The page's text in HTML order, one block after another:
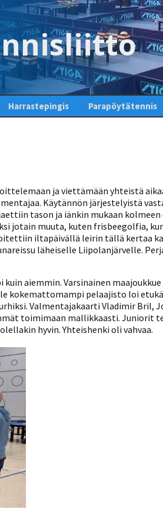
VOK 1 lajiosa
VOK 2
pöytätennistekniikka-
opas
ja perustekniikka -opas
Fyysisen suorituskyvyn
harjoittaminen
Olkapäävammojen
ennaltaehkäisevä
harjoitusopas
pöytätennispelaajille
ja
Fyysinen harjoittelu
Harrastepingis
Pöytätennissääntöjä ja
-sanastoa
STIGA-välituntikisa
Kerho-opas
Parapöytätennis
Maajoukkue
Linkit
ja viettämään yhteistä
Käytännön järjestelyistä
tason ja iänkin mukaan
jotain muuta, kuten frisbeegolfia,
iltapäivällä leirin tällä kertaa
läheiselle Liipolanjärvelle.
aiemmin. Varsinainen
kokemattomampi pelaajisto loi
Valmentajakaarti Vladimir Bril,
toimimaan mallikkaasti. Juniorit
hyvin. Yhteishenki oli vahvaa.